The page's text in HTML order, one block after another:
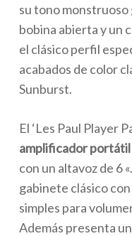
su tono monstruoso
bobina abierta y un
el clásico perfil
acabados de color
Sunburst.
El ‘Les Paul Player
amplificador
con un altavoz de 6
gabinete clásico
simples para
Además presenta